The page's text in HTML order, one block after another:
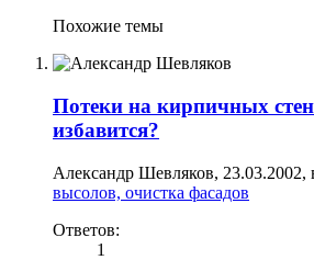
Похожие темы
Потеки на кирпичных
избавится?
Александр Шевляков, 23.03.2002,
высолов, очистка фасадов
Ответов:
1